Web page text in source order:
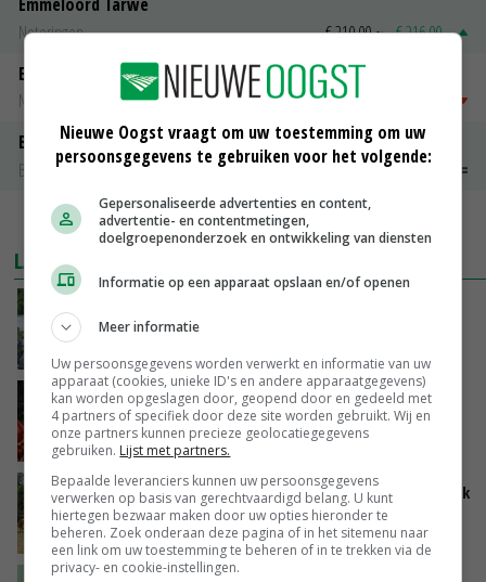
Noteringen
€ 210,00~ € 216,00
Emmeloord Schaaltjespeen
Noteringen
€ 5,00
Bintje A 28/35
Bintje Info
€ 48,00~ € 52,00
MEER MARKTPRIJZEN
LAATSTE NIEUWS
de ambassade mag zelf groente plukken’
Ministerie zoekt tweehonderd agrariërs die
mee willen denken
VANDAAG, 11:34
Droogte zet Britse melkveehouderij onder druk
VANDAAG, 11:04
Nieuwe Oogst vraagt om uw toestemming om uw
persoonsgegevens te gebruiken voor het volgende:
Gepersonaliseerde advertenties en content,
advertentie- en contentmetingen,
doelgroepenonderzoek en ontwikkeling van diensten
Informatie op een apparaat opslaan en/of openen
Meer informatie
Uw persoonsgegevens worden verwerkt en informatie van uw
apparaat (cookies, unieke ID's en andere apparaatgegevens)
kan worden opgeslagen door, geopend door en gedeeld met
4 partners of specifiek door deze site worden gebruikt. Wij en
onze partners kunnen precieze geolocatiegegevens
gebruiken. Lijst met partners.
Bepaalde leveranciers kunnen uw persoonsgegevens
verwerken op basis van gerechtvaardigd belang. U kunt
hiertegen bezwaar maken door uw opties hieronder te
beheren. Zoek onderaan deze pagina of in het sitemenu naar
een link om uw toestemming te beheren of in te trekken via de
privacy- en cookie-instellingen.